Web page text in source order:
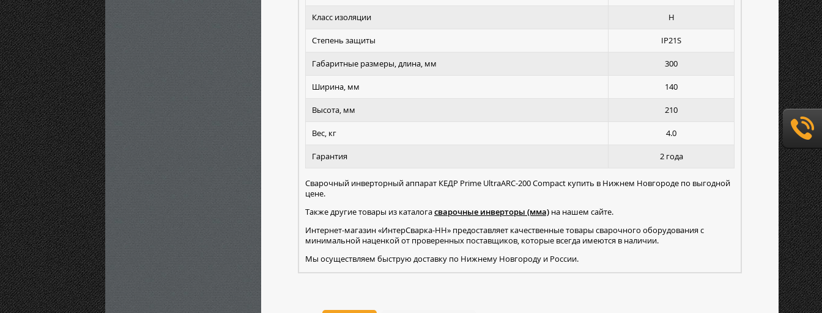
Класс изоляции H
Степень защиты IP21S
Габаритные размеры, длина, мм 300
Ширина, мм 140
Высота, мм 210
Вес, кг 4.0
Гарантия 2 года
Сварочный инверторный аппарат КЕДР Prime UltraARC-200 Compact купить в Нижнем Новгороде по выгодной
цене.
Также другие товары из каталогасварочные инверторы (мма) на нашем сайте.
Интернет-магазин «ИнтерСварка-НН» предоставляет качественные товары сварочного оборудования с
минимальной наценкой от проверенных поставщиков, которые всегда имеются в наличии.
Мы осуществляем быструю доставку по Нижнему Новгороду и России.